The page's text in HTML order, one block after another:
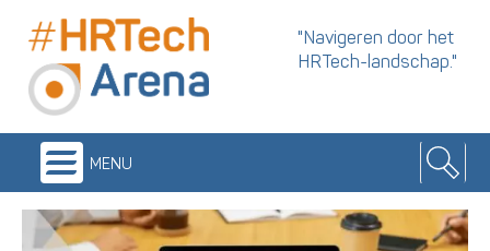
"Navigeren door het
HRTech-landschap."
menu